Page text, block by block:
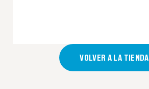
VOLVER A LA TIENDA